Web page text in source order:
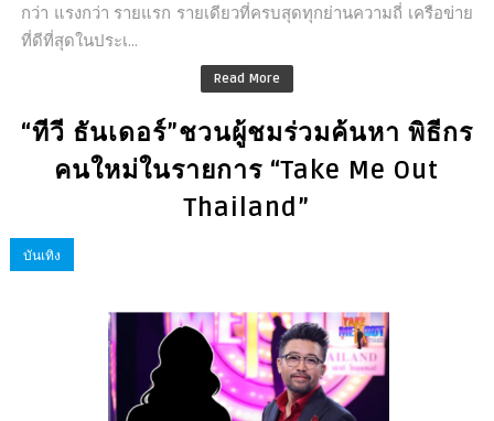
กว่า แรงกว่า รายแรก รายเดียวที่ครบสุดทุกย่านความถี่ เครือข่าย
ที่ดีที่สุดในประเ...
Read More
“ทีวี ธันเดอร์”ชวนผู้ชมร่วมค้นหา พิธีกร
คนใหม่ในรายการ “Take Me Out
Thailand”
บันเทิง